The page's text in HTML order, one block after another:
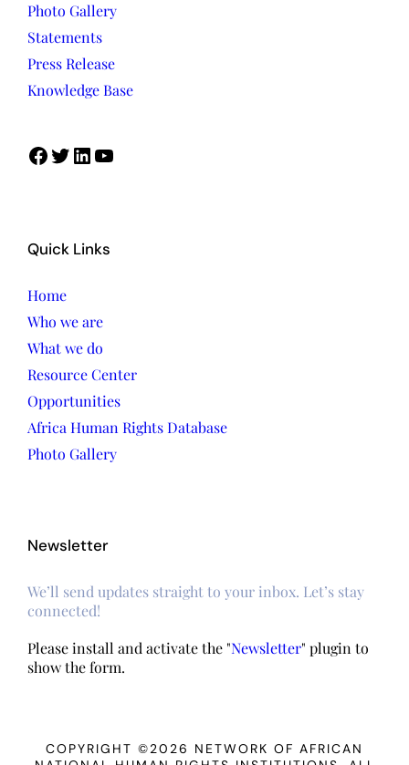
Photo Gallery
Statements
Press Release
Knowledge Base
Quick Links
Home
Who we are
What we do
Resource Center
Opportunities
Africa Human Rights Database
Photo Gallery
Newsletter
We’ll send updates straight to your inbox. Let’s stay
connected!
Please install and activate the "Newsletter" plugin to
show the form.
COPYRIGHT ©2026 NETWORK OF AFRICAN